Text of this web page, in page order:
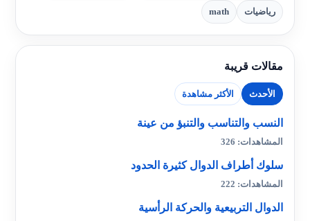
رياضيات math
مقالات قريبة
الأحدث الأكثر مشاهدة
النسب والتناسب والتنبؤ من عينة
المشاهدات: 326
سلوك أطراف الدوال كثيرة الحدود
المشاهدات: 222
الدوال التربيعية والحركة الرأسية